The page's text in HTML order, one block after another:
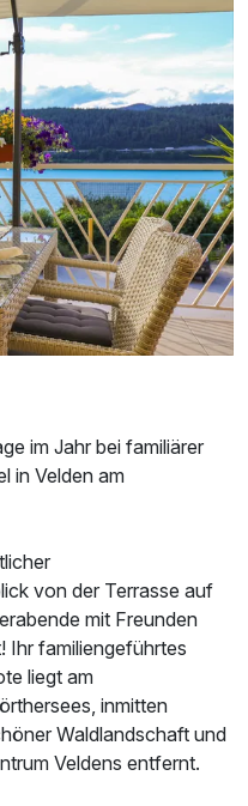
im Jahr bei familiärer
in Velden am
von der Terrasse auf
mit Freunden
Ihr familiengeführtes
liegt am
inmitten
Waldlandschaft und
Veldens entfernt.